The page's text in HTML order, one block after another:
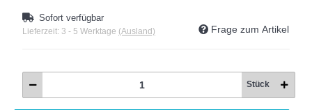
Sofort verfügbar
Lieferzeit: 3 - 5 Werktage (Ausland) Frage zum Artikel
Stück